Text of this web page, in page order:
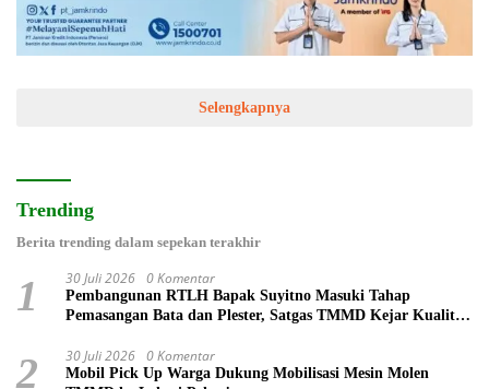
Selengkapnya
Trending
Berita trending dalam sepekan terakhir
1 30 Juli 2026 0 Komentar
Pembangunan RTLH Bapak Suyitno Masuki Tahap
Pemasangan Bata dan Plester, Satgas TMMD Kejar Kualitas
2 30 Juli 2026 0 Komentar
Mobil Pick Up Warga Dukung Mobilisasi Mesin Molen